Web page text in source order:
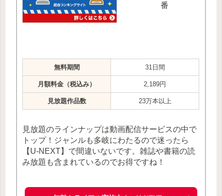
番
無料期間 31日間
月額料金（税込み） 2,189円
見放題作品数 23万本以上
見放題のラインナップは動画配信サービスの中で
トップ！ジャンルも多岐にわたるので迷ったら
【U-NEXT】で間違いないです。雑誌や書籍の読
み放題も含まれているのでお得ですね！